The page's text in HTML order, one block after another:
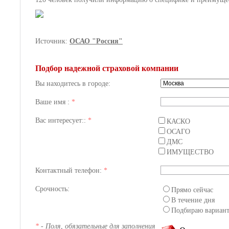
Источник: ОСАО "Россия"
Подбор надежной страховой компании
Вы находитесь в городе:
Ваше имя : *
Вас интересует:: *
КАСКО
ОСАГО
ДМС
ИМУЩЕСТВО
Контактный телефон: *
Срочность:
Прямо сейчас
В течение дня
Подбираю
* - Поля, обязательные для заполнения